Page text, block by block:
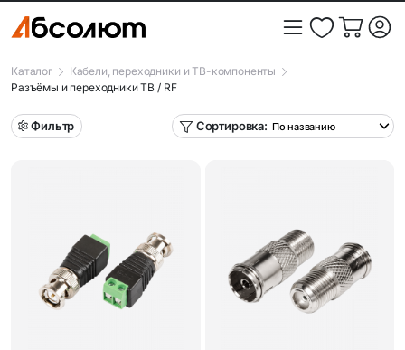
Каталог
Кабели, переходники и ТВ-компоненты
Разъёмы и переходники ТВ / RF
Фильтр Сортировка: